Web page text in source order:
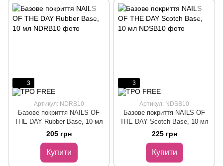
3
Артикул: NDRB10
Базове покриття NAILS OF
THE DAY Rubber Base, 10 мл
205 грн
Купити
3
Артикул: NDSB10
Базове покриття NAILS OF
THE DAY Scotch Base, 10 мл
225 грн
Купити